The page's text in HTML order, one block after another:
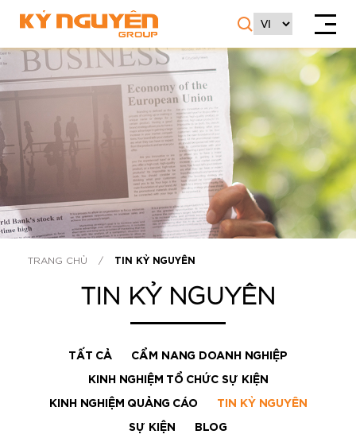
TRANG CHỦ / TIN KỶ NGUYÊN
TIN KỶ NGUYÊN
TẤT CẢ CẨM NANG DOANH NGHIỆP
KINH NGHIỆM TỔ CHỨC SỰ KIỆN
KINH NGHIỆM QUẢNG CÁO TIN KỶ NGUYÊN
SỰ KIỆN BLOG